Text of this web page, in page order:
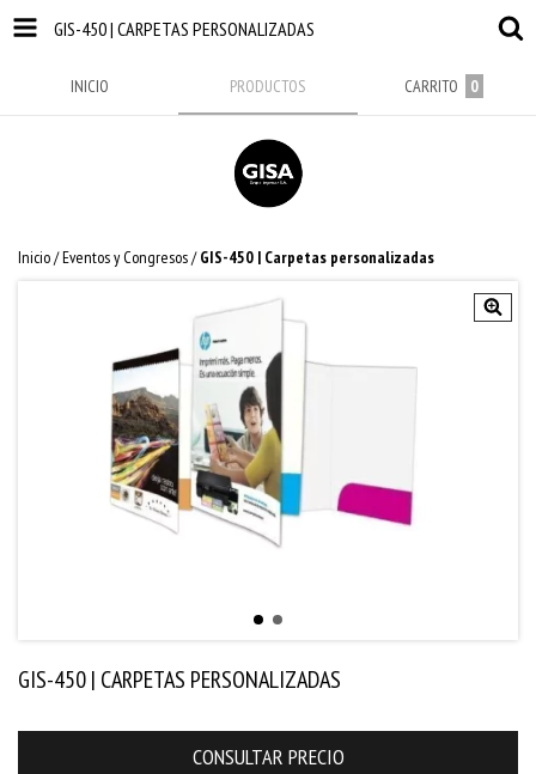
GIS-450 | CARPETAS PERSONALIZADAS
INICIO PRODUCTOS CARRITO 0
Inicio/Eventos y Congresos/ GIS-450 | Carpetas personalizadas
GIS-450 | CARPETAS PERSONALIZADAS